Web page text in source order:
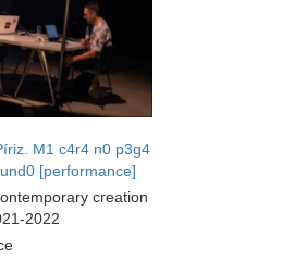
M1 c4r4 n0 p3g4
[performance]
creation
2022